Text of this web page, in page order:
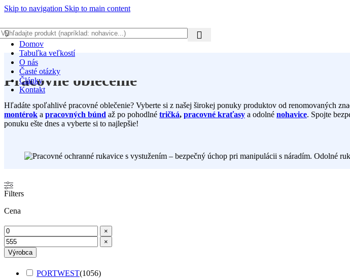
Skip to navigation Skip to main content
Domov
Tabuľka veľkostí
O nás
Časté otázky
Články
Kontakt
Pracovné oblečenie
Hľadáte spoľahlivé pracovné oblečenie? Vyberte si z našej širokej ponuky produktov od renomovaných
montérok a pracovných búnd až po pohodlné tričká, pracovné kraťasy a odolné nohavice. Spojte
ponuku ešte dnes a vyberte si to najlepšie!
Filters
Cena
×
×
Výrobca
PORTWEST(1056)